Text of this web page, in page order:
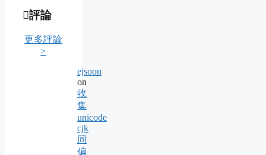
評論
更多評論
>
ejsoon
on
收
集
unicode
cjk
同
偏